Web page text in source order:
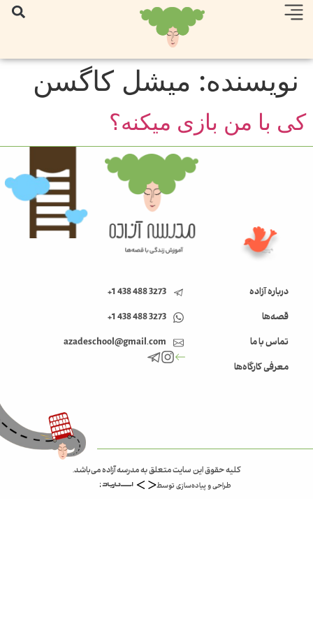
نویسنده: میشل کاگسن
کی با من بازی میکنه؟
درباره آزاده
قصه‌ها
تماس با ما
معرفی کارگاه‌ها
3273 488 438 1+
3273 488 438 1+
azadeschool@gmail.com
کلیه حقوق این سایت متعلق به مدرسه آزاده می‌باشد.
طراحی و پیاده‌سازی توسط